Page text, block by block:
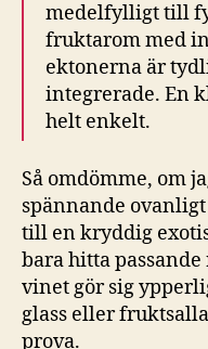
medelfylligt till
fruktarom med
ektonerna är
integrerade. En
helt enkelt.
Så omdömme, om
spännande
till en kryddig
bara hitta passande
vinet gör sig
glass eller
prova.